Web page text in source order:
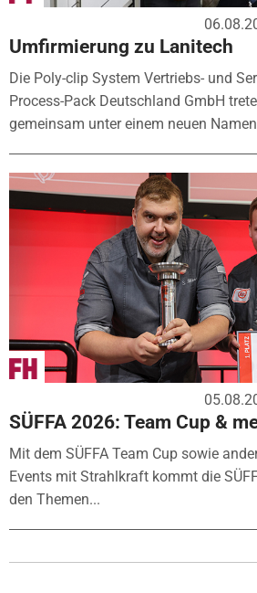
Umfirmierung zu Lanitech
Die Poly-clip System Vertriebs- und
Process-Pack Deutschland GmbH
gemeinsam unter einem neuen
SÜFFA 2026: Team Cup &
Mit dem SÜFFA Team Cup sowie
Events mit Strahlkraft kommt die
den Themen...